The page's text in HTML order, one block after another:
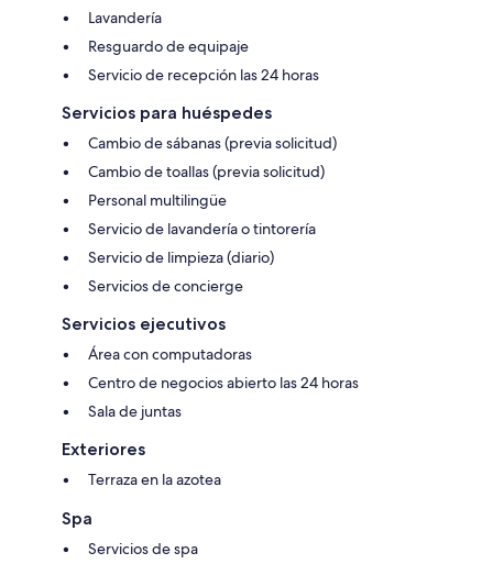
Lavandería
Resguardo de equipaje
Servicio de recepción las 24 horas
Servicios para huéspedes
Cambio de sábanas (previa solicitud)
Cambio de toallas (previa solicitud)
Personal multilingüe
Servicio de lavandería o tintorería
Servicio de limpieza (diario)
Servicios de concierge
Servicios ejecutivos
Área con computadoras
Centro de negocios abierto las 24 horas
Sala de juntas
Exteriores
Terraza en la azotea
Spa
Servicios de spa